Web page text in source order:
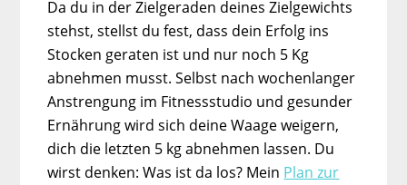
Da du in der Zielgeraden deines Zielgewichts
stehst, stellst du fest, dass dein Erfolg ins
Stocken geraten ist und nur noch 5 Kg
abnehmen musst. Selbst nach wochenlanger
Anstrengung im Fitnessstudio und gesunder
Ernährung wird sich deine Waage weigern,
dich die letzten 5 kg abnehmen lassen. Du
wirst denken: Was ist da los? Mein Plan zur